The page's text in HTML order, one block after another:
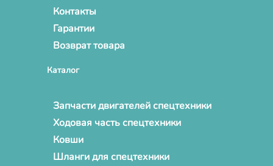
Контакты
Гарантии
Возврат товара
Каталог
Запчасти двигателей спецтехники
Ходовая часть спецтехники
Ковши
Шланги для спецтехники